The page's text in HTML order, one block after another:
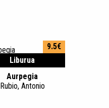
Liburua
9.5€
Aurpegia
Rubio, Antonio